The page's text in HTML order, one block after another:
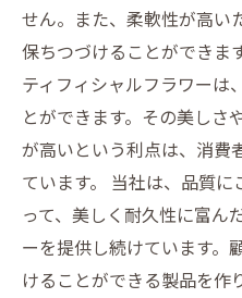
せん。また、柔軟性が高い
保ちつづけることができま
ティフィシャルフラワーは
とができます。その美しさ
が高いという利点は、消費
ています。 当社は、品質
って、美しく耐久性に富ん
ーを提供し続けています。
けることができる製品を作